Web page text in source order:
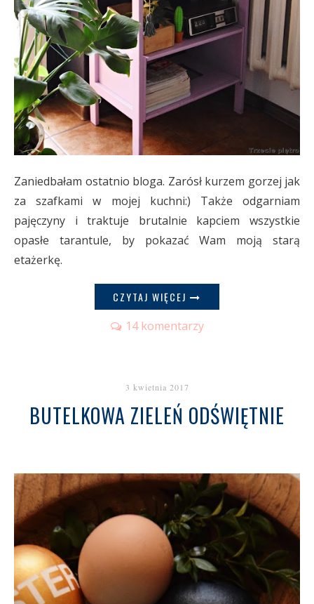
Zaniedbałam ostatnio bloga. Zarósł kurzem gorzej jak
za szafkami w mojej kuchni:) Także odgarniam
pajęczyny i traktuje brutalnie kapciem wszystkie
opasłe tarantule, by pokazać Wam moją starą
etażerkę.
CZYTAJ WIĘCEJ
14 komentarzy
3 kwietnia 2017
BUTELKOWA ZIELEŃ ODŚWIĘTNIE